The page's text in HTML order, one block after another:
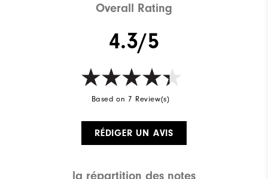
Overall Rating
4.3/5
Based on 7 Review(s)
RÉDIGER UN AVIS
la répartition des notes